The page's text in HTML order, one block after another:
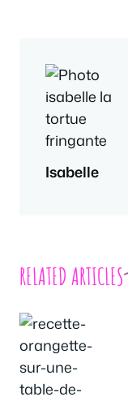
Isabelle
RELATED ARTICLES